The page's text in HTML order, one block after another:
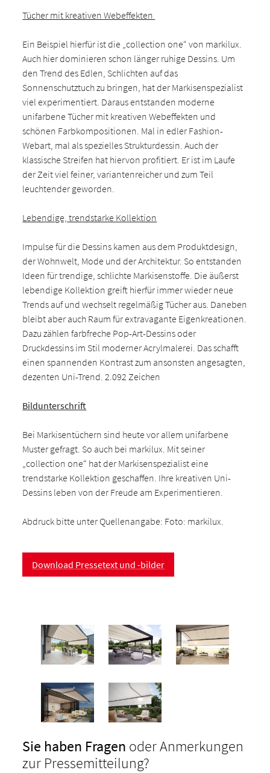
Tücher mit kreativen Webeffekten
Ein Beispiel hierfür ist die „collection one“ von markilux.
Auch hier dominieren schon länger ruhige Dessins. Um
den Trend des Edlen, Schlichten auf das
Sonnenschutztuch zu bringen, hat der Markisenspezialist
viel experimentiert. Daraus entstanden moderne
unifarbene Tücher mit kreativen Webeffekten und
schönen Farbkompositionen. Mal in edler Fashion-
Webart, mal als spezielles Strukturdessin. Auch der
klassische Streifen hat hiervon profitiert. Er ist im Laufe
der Zeit viel feiner, variantenreicher und zum Teil
leuchtender geworden.
Lebendige, trendstarke Kollektion
Impulse für die Dessins kamen aus dem Produktdesign,
der Wohnwelt, Mode und der Architektur. So entstanden
Ideen für trendige, schlichte Markisenstoffe. Die äußerst
lebendige Kollektion greift hierfür immer wieder neue
Trends auf und wechselt regelmäßig Tücher aus. Daneben
bleibt aber auch Raum für extravagante Eigenkreationen.
Dazu zählen farbfreche Pop-Art-Dessins oder
Druckdessins im Stil moderner Acrylmalerei. Das schafft
einen spannenden Kontrast zum ansonsten angesagten,
dezenten Uni-Trend. 2.092 Zeichen
Bildunterschrift
Bei Markisentüchern sind heute vor allem unifarbene
Muster gefragt. So auch bei markilux. Mit seiner
„collection one“ hat der Markisenspezialist eine
trendstarke Kollektion geschaffen. Ihre kreativen Uni-
Dessins leben von der Freude am Experimentieren.
Abdruck bitte unter Quellenangabe: Foto: markilux.
Download Pressetext und -bilder
Sie haben Fragen oder Anmerkungen
zur Pressemitteilung?